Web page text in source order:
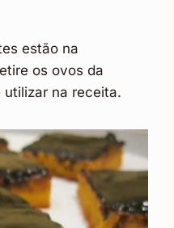
estão na
os ovos da
utilizar na receita.